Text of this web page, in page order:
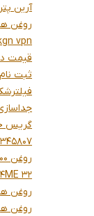
آرین
روغن
vpn
قیمت
ثبت نام
گریس
روغن S3M100
32
روغن
روغن